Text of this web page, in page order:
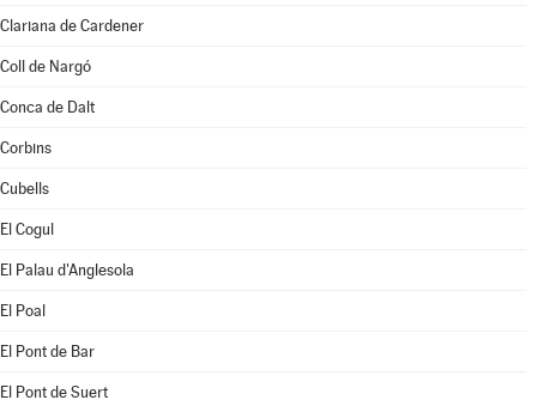
Clariana de Cardener
Coll de Nargó
Conca de Dalt
Corbins
Cubells
El Cogul
El Palau d'Anglesola
El Poal
El Pont de Bar
El Pont de Suert